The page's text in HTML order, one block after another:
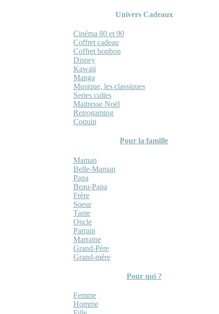
Univers Cadeaux
Cinéma 80 et 90
Coffret cadeau
Coffret bonbon
Disney
Kawaii
Manga
Musique, les classiques
Series cultes
Maitresse Noël
Retrogaming
Coquin
Pour la famille
Maman
Belle-Maman
Papa
Beau-Papa
Frère
Soeur
Tante
Oncle
Parrain
Marraine
Grand-Père
Grand-mère
Pour qui ?
Femme
Homme